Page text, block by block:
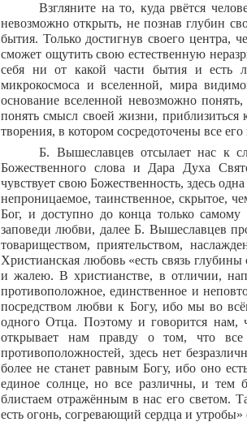
Взгляните на то, куда рвётся
невозможно открыть, не познав глубин
бытия. Только достигнув своего центра,
сможет ощутить свою естественную
себя ни от какой части бытия и есть
микрокосмоса и вселенной, мира
основание вселенной невозможно
понять смысл своей жизни, приблизиться
творения, в котором сосредоточены все
Б. Вышеславцев отсылает нас к
Божественного слова и Дара Духа
чувствует свою Божественность, здесь
непроницаемое, таинственное, скрытое,
Бог, и доступно до конца только
заповеди любви, далее Б. Вышеславцев
товариществом, приятельством,
Христианская любовь «есть связь
и жалею. В христианстве, в отличии,
противоположное, единственное и
посредством любви к Богу, ибо мы во
одного Отца. Поэтому и говорится нам,
открывает нам правду о том, что
противоположностей, здесь нет
более не станет равным Богу, ибо оно
единое солнце, но все различны, и тем
блистаем отражённым в нас его светом.
есть огонь, согревающий сердца и